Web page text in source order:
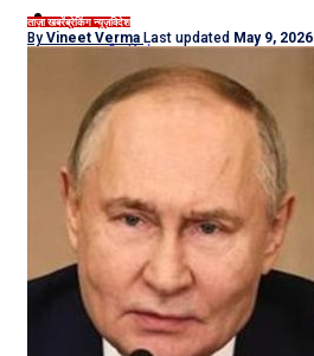
शिक्षा
नौकरियां
जीवन शैली
हेल्थ
क्राइम
कृषि
विज्ञान तकनीकी
ताज़ा खबरेंब्रेकिंग न्यूज़विदेश
By Vineet Verma Last updated May 9, 2026